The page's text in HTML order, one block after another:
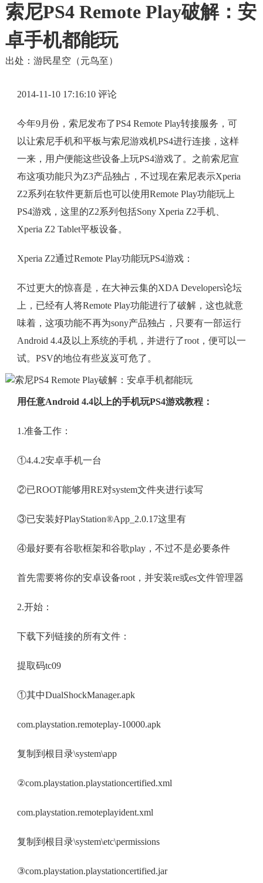
索尼PS4 Remote Play破解：安
卓手机都能玩
出处：游民星空（元鸟至）
2014-11-10 17:16:10 评论
今年9月份，索尼发布了PS4 Remote Play转接服务，可
以让索尼手机和平板与索尼游戏机PS4进行连接，这样
一来，用户便能这些设备上玩PS4游戏了。之前索尼宣
布这项功能只为Z3产品独占，不过现在索尼表示Xperia
Z2系列在软件更新后也可以使用Remote Play功能玩上
PS4游戏，这里的Z2系列包括Sony Xperia Z2手机、
Xperia Z2 Tablet平板设备。
Xperia Z2通过Remote Play功能玩PS4游戏：
不过更大的惊喜是，在大神云集的XDA Developers论坛
上，已经有人将Remote Play功能进行了破解，这也就意
味着，这项功能不再为sony产品独占，只要有一部运行
Android 4.4及以上系统的手机，并进行了root，便可以一
试。PSV的地位有些岌岌可危了。
用任意Android 4.4以上的手机玩PS4游戏教程：
1.准备工作：
①4.4.2安卓手机一台
②已ROOT能够用RE对system文件夹进行读写
③已安装好PlayStation®App_2.0.17这里有
④最好要有谷歌框架和谷歌play，不过不是必要条件
首先需要将你的安卓设备root，并安装re或es文件管理器
2.开始：
下载下列链接的所有文件：
提取码tc09
①其中DualShockManager.apk
com.playstation.remoteplay-10000.apk
复制到根目录\system\app
②com.playstation.playstationcertified.xml
com.playstation.remoteplayident.xml
复制到根目录\system\etc\permissions
③com.playstation.playstationcertified.jar